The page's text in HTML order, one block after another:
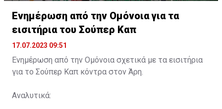
Ενημέρωση από την Ομόνοια για τα
εισιτήρια του Σούπερ Καπ
17.07.2023 09:51
Ενημέρωση από την Ομόνοια σχετικά με τα εισιτήρια
για το Σούπερ Καπ κόντρα στον Άρη.
Αναλυτικά: